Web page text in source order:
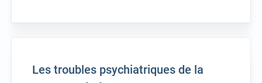
Les troubles psychiatriques de la